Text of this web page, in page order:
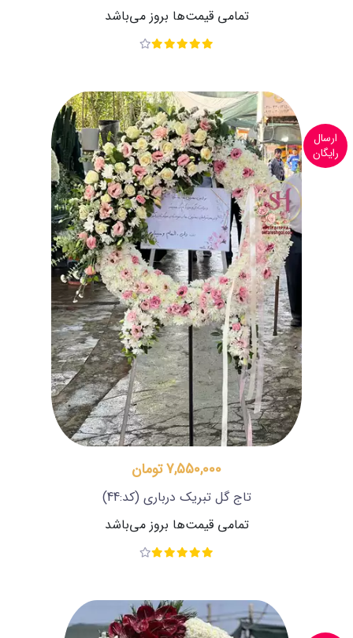
تمامی قیمت‌ها بروز می‌باشد
ارسال
رایگان
7,550,000 تومان
تاج گل تبریک درباری (کد:44)
تمامی قیمت‌ها بروز می‌باشد